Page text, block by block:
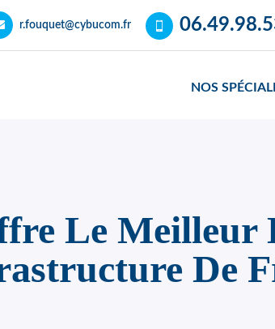
r.fouquet@cybucom.fr
NOS
Le Meilleur
De